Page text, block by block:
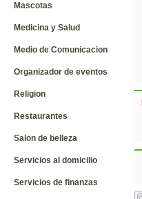
Mascotas
Medicina y Salud
Medio de Comunicacion
Organizador de eventos
Religion
Restaurantes
Salon de belleza
Servicios al domicilio
Servicios de finanzas